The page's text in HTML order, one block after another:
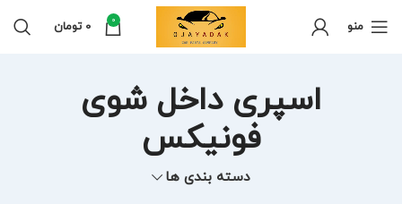
منو 0
0 تومان
اسپری داخل شوی
فونیکس
دسته بندی ها